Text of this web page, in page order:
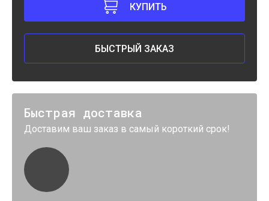
КУПИТЬ
БЫСТРЫЙ ЗАКАЗ
Быстрая доставка
Доставим ваш заказ в самый короткий срок!